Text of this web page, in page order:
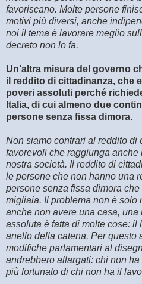
favoriscano. Molte persone
motivi più diversi, anche
noi il tema è lavorare meglio
decreto non lo fa.
Un’altra misura del governo
il reddito di cittadinanza, che
poveri assoluti perché
Italia, di cui almeno due
persone senza fissa dimora.
Non siamo contrari al reddito di
favorevoli che raggiunga anche
nostra società. Il reddito di
le persone che non hanno una
persone senza fissa dimora
migliaia. Il problema non è solo
anche non avere una casa, una
assoluta è fatta di molte cose: il
anello della catena. Per questo
modifiche parlamentari al
andrebbero allargati: chi non
più fortunato di chi non ha il